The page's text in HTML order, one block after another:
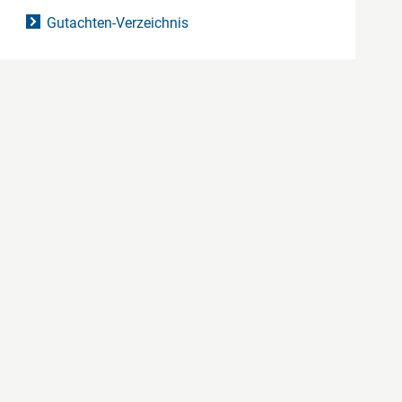
Gutachten-Verzeichnis